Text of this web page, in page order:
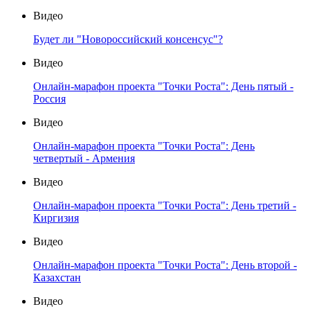
Видео
Будет ли "Новороссийский консенсус"?
Видео
Онлайн-марафон проекта "Точки Роста": День пятый -
Россия
Видео
Онлайн-марафон проекта "Точки Роста": День
четвертый - Армения
Видео
Онлайн-марафон проекта "Точки Роста": День третий -
Киргизия
Видео
Онлайн-марафон проекта "Точки Роста": День второй -
Казахстан
Видео